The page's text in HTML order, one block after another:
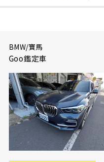
BMW/寶馬
Goo鑑定車